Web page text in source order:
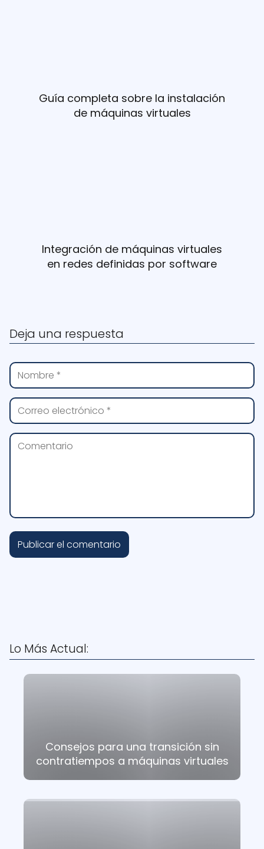
Guía completa sobre la instalación
de máquinas virtuales
Integración de máquinas virtuales
en redes definidas por software
Deja una respuesta
Lo Más Actual:
Consejos para una transición sin
contratiempos a máquinas virtuales